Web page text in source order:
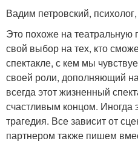
Вадим петровский,
Это похоже на
свой выбор на тех, кто
спектакле, с кем мы
своей роли, дополняющий
всегда этот жизненный
счастливым концом. Иногда
трагедия. Все зависит от
партнером также пишем